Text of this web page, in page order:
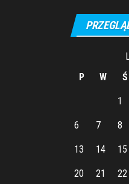
P
W Ś
1
6 7 8
13 14 15
20 21 22